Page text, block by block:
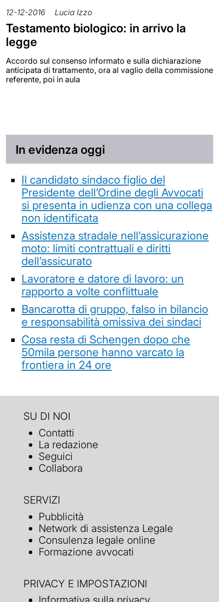
12-12-2016 Lucia Izzo
Testamento biologico: in arrivo la
legge
Accordo sul consenso informato e sulla dichiarazione
anticipata di trattamento, ora al vaglio della commissione
referente, poi in aula
In evidenza oggi
Il candidato sindaco figlio del
Presidente dell’Ordine degli Avvocati
si presenta in udienza con una collega
non identificata
Assistenza stradale nell’assicurazione
moto: limiti contrattuali e diritti
dell’assicurato
Lavoratore e datore di lavoro: un
rapporto a volte conflittuale
Bancarotta di gruppo, falso in bilancio
e responsabilità omissiva dei sindaci
Cosa resta di Schengen dopo che
50mila persone hanno varcato la
frontiera in 24 ore
SU DI NOI
Contatti
La redazione
Seguici
Collabora
SERVIZI
Pubblicità
Network di assistenza Legale
Consulenza legale online
Formazione avvocati
PRIVACY E IMPOSTAZIONI